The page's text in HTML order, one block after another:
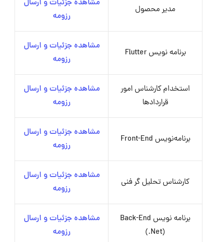
مدیر محصول
مشاهده جزئیات و ارسال
رزومه
برنامه نویس Flutter
مشاهده جزئیات و ارسال
رزومه
استخدام کارشناس امور
قراردادها
مشاهده جزئیات و ارسال
رزومه
برنامه‌نویس Front-End
مشاهده جزئیات و ارسال
رزومه
کارشناس تحلیل گر فنی
مشاهده جزئیات و ارسال
رزومه
برنامه نویس Back-End
(.Net)
مشاهده جزئیات و ارسال
رزومه